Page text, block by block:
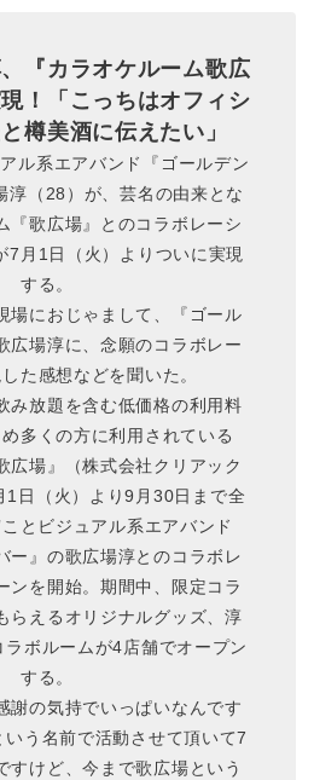
『カラオケルーム歌広
！「こっちはオフィシ
樽美酒に伝えたい」
ル系エアバンド『ゴールデン
淳（28）が、芸名の由来とな
『歌広場』とのコラボレーシ
7月1日（火）よりついに実現
する。
におじゃまして、『ゴール
広場淳に、念願のコラボレー
た感想などを聞いた。
放題を含む低価格の利用料
多くの方に利用されている
広場』（株式会社クリアック
1日（火）より9月30日まで全
とビジュアル系エアバンド
ー』の歌広場淳とのコラボレ
ンを開始。期間中、限定コラ
らえるオリジナルグッズ、淳
ラボルームが4店舗でオープン
する。
の気持でいっぱいなんです
う名前で活動させて頂いて7
すけど、今まで歌広場という